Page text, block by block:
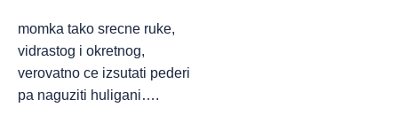
momka tako srecne ruke,
vidrastog i okretnog,
verovatno ce izsutati pederi
pa naguziti huligani….